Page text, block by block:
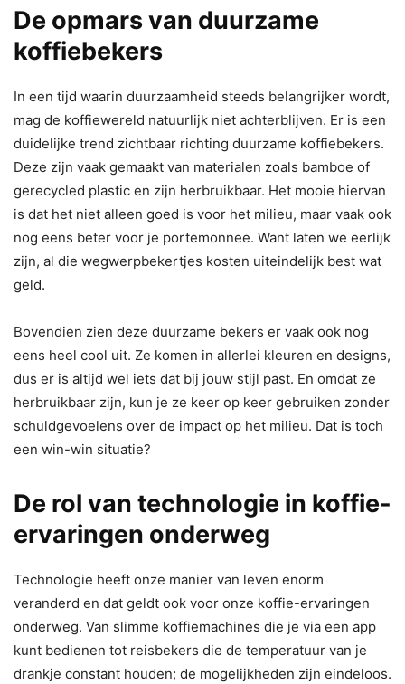
De opmars van duurzame
koffiebekers
In een tijd waarin duurzaamheid steeds belangrijker wordt,
mag de koffiewereld natuurlijk niet achterblijven. Er is een
duidelijke trend zichtbaar richting duurzame koffiebekers.
Deze zijn vaak gemaakt van materialen zoals bamboe of
gerecycled plastic en zijn herbruikbaar. Het mooie hiervan
is dat het niet alleen goed is voor het milieu, maar vaak ook
nog eens beter voor je portemonnee. Want laten we eerlijk
zijn, al die wegwerpbekertjes kosten uiteindelijk best wat
geld.
Bovendien zien deze duurzame bekers er vaak ook nog
eens heel cool uit. Ze komen in allerlei kleuren en designs,
dus er is altijd wel iets dat bij jouw stijl past. En omdat ze
herbruikbaar zijn, kun je ze keer op keer gebruiken zonder
schuldgevoelens over de impact op het milieu. Dat is toch
een win-win situatie?
De rol van technologie in koffie-
ervaringen onderweg
Technologie heeft onze manier van leven enorm
veranderd en dat geldt ook voor onze koffie-ervaringen
onderweg. Van slimme koffiemachines die je via een app
kunt bedienen tot reisbekers die de temperatuur van je
drankje constant houden; de mogelijkheden zijn eindeloos.